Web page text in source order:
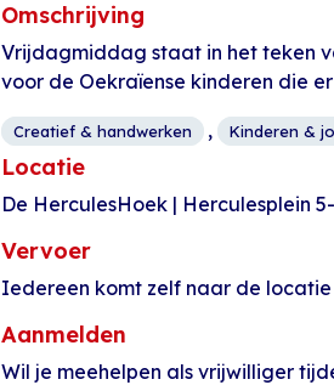
Omschrijving
Vrijdagmiddag staat in het teken
voor de Oekraïense kinderen die
Creatief & handwerken , Kinderen &
Locatie
De HerculesHoek | Herculesplein
Vervoer
Iedereen komt zelf naar de
Aanmelden
Wil je meehelpen als vrijwilliger